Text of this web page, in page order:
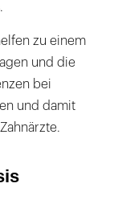
zu einem
und die
bei
und damit